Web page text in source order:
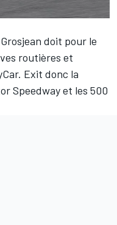
doit pour le
routières et
Exit donc la
Speedway et les 500